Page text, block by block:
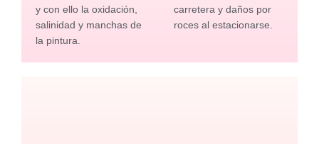
y con ello la oxidación,
salinidad y manchas de
la pintura.
carretera y daños por
roces al estacionarse.